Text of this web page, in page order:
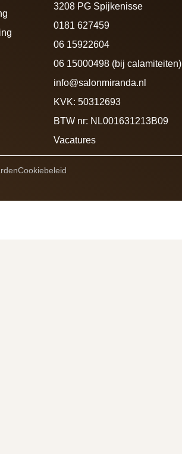
3208 PG Spijkenisse
0181 627459
06 15922604
06 15000498 (bij calamiteiten)
info@salonmiranda.nl
KVK: 50312693
BTW nr: NL001631213B09
Vacatures
Cookiebeleid